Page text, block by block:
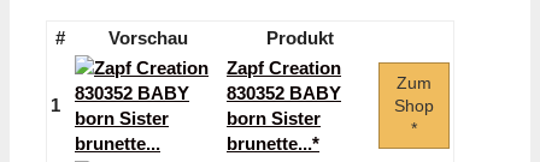
# Vorschau Produkt
1
Zapf Creation
830352 BABY
born Sister
brunette...*
Zum
Shop
*